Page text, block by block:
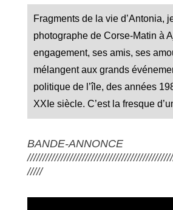
Fragments de la vie d’Antonia,
photographe de Corse-Matin à
engagement, ses amis, ses
mélangent aux grands
politique de l’île, des années
XXIe siècle. C’est la fresque
BANDE-ANNONCE
/////